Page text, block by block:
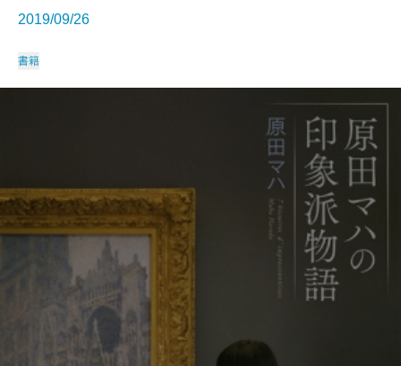
2019/09/26
書籍